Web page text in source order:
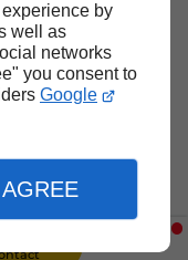
by
well as
networks
you consent to
Google